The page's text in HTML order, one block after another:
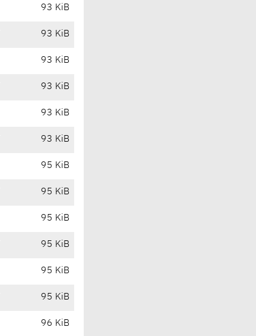
93 KiB
93 KiB
93 KiB
93 KiB
93 KiB
93 KiB
95 KiB
95 KiB
95 KiB
95 KiB
95 KiB
95 KiB
96 KiB